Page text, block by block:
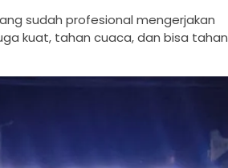
sudah profesional mengerjakan
kuat, tahan cuaca, dan bisa tahan